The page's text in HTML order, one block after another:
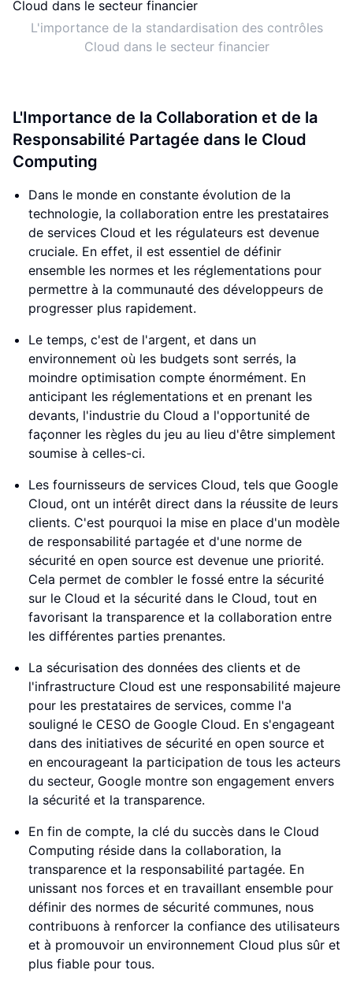
L'importance de la standardisation des contrôles
Cloud dans le secteur financier
L'Importance de la Collaboration et de la
Responsabilité Partagée dans le Cloud
Computing
Dans le monde en constante évolution de la
technologie, la collaboration entre les prestataires
de services Cloud et les régulateurs est devenue
cruciale. En effet, il est essentiel de définir
ensemble les normes et les réglementations pour
permettre à la communauté des développeurs de
progresser plus rapidement.
Le temps, c'est de l'argent, et dans un
environnement où les budgets sont serrés, la
moindre optimisation compte énormément. En
anticipant les réglementations et en prenant les
devants, l'industrie du Cloud a l'opportunité de
façonner les règles du jeu au lieu d'être simplement
soumise à celles-ci.
Les fournisseurs de services Cloud, tels que Google
Cloud, ont un intérêt direct dans la réussite de leurs
clients. C'est pourquoi la mise en place d'un modèle
de responsabilité partagée et d'une norme de
sécurité en open source est devenue une priorité.
Cela permet de combler le fossé entre la sécurité
sur le Cloud et la sécurité dans le Cloud, tout en
favorisant la transparence et la collaboration entre
les différentes parties prenantes.
La sécurisation des données des clients et de
l'infrastructure Cloud est une responsabilité majeure
pour les prestataires de services, comme l'a
souligné le CESO de Google Cloud. En s'engageant
dans des initiatives de sécurité en open source et
en encourageant la participation de tous les acteurs
du secteur, Google montre son engagement envers
la sécurité et la transparence.
En fin de compte, la clé du succès dans le Cloud
Computing réside dans la collaboration, la
transparence et la responsabilité partagée. En
unissant nos forces et en travaillant ensemble pour
définir des normes de sécurité communes, nous
contribuons à renforcer la confiance des utilisateurs
et à promouvoir un environnement Cloud plus sûr et
plus fiable pour tous.